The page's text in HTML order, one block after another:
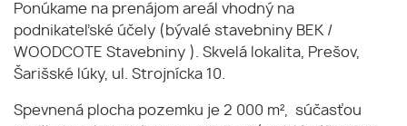
Ponúkame na prenájom areál vhodný na
podnikateľské účely (bývalé stavebniny BEK /
WOODCOTE Stavebniny ). Skvelá lokalita, Prešov,
Šarišské lúky, ul. Strojnícka 10.
Spevnená plocha pozemku je 2 000 m², súčasťou